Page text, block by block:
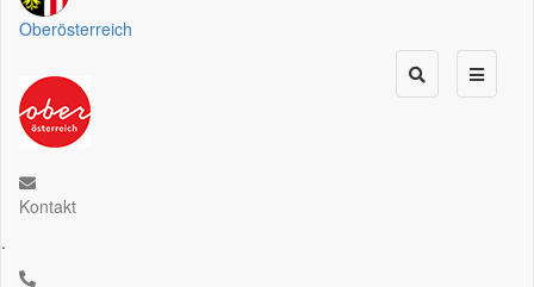
Oberösterreich
Kontakt
.